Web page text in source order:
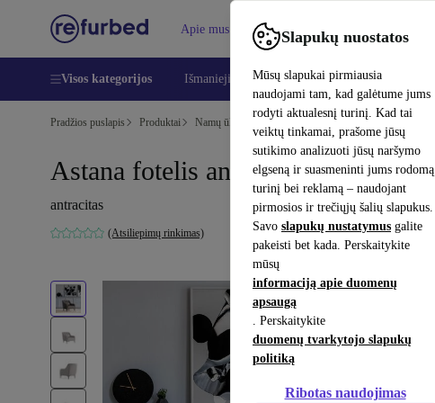
Slapukų nuostatos
Mūsų slapukai pirmiausia
naudojami tam, kad galėtume jums
rodyti aktualesnį turinį. Kad tai
veiktų tinkamai, prašome jūsų
sutikimo analizuoti jūsų naršymo
elgseną ir suasmeninti jums rodomą
turinį bei reklamą – naudojant
pirmosios ir trečiųjų šalių slapukus.
Savo slapukų nustatymus galite
pakeisti bet kada. Perskaitykite
mūsų
informaciją apie duomenų
apsaugą
. Perskaitykite
duomenų tvarkytojo slapukų
politiką
Ribotas naudojimas
Apie mus Pagalba
Visos kategorijos Išmanieji telefonai Nešiojamieji kompiuteriai
Pradžios puslapis Produktai Namų ūkis Baldai
Astana fotelis antracitas
antracitas
(Atsiliepimų rinkimas)